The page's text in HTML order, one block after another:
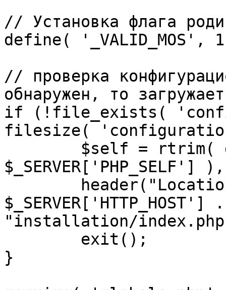
// Установка флага
define( '_VALID_MOS',
// проверка
обнаружен, то
if (!file_exists(
filesize(
"installation/
}